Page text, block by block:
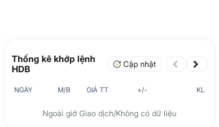
Thống kê khớp lệnh
HDB
Cập nhật
NGÀY M/B GIÁ TT +/- KL
Ngoài giờ Giao dịch/Không có dữ liệu